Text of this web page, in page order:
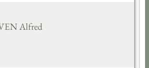
Alfred